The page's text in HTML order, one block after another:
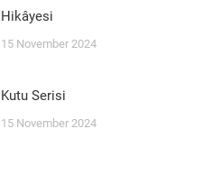
Hikâyesi
15 November 2024
Kutu Serisi
15 November 2024